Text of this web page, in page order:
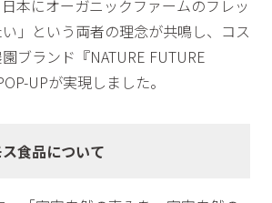
本にオーガニックファームのフレッ
」という両者の理念が共鳴し、コス
ブランド『NATURE FUTURE
UPが実現しました。
食品について